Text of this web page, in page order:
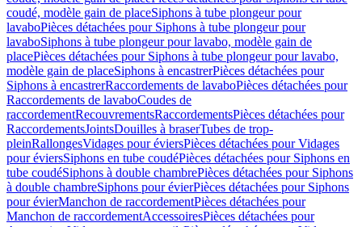
coudé, modèle gain de placeSiphons à tube plongeur pour
lavaboPièces détachées pour Siphons à tube plongeur pour
lavaboSiphons à tube plongeur pour lavabo, modèle gain de
placePièces détachées pour Siphons à tube plongeur pour lavabo,
modèle gain de placeSiphons à encastrerPièces détachées pour
Siphons à encastrerRaccordements de lavaboPièces détachées pour
Raccordements de lavaboCoudes de
raccordementRecouvrementsRaccordementsPièces détachées pour
RaccordementsJointsDouilles à braserTubes de trop-
pleinRallongesVidages pour éviersPièces détachées pour Vidages
pour éviersSiphons en tube coudéPièces détachées pour Siphons en
tube coudéSiphons à double chambrePièces détachées pour Siphons
à double chambreSiphons pour évierPièces détachées pour Siphons
pour évierManchon de raccordementPièces détachées pour
Manchon de raccordementAccessoiresPièces détachées pour